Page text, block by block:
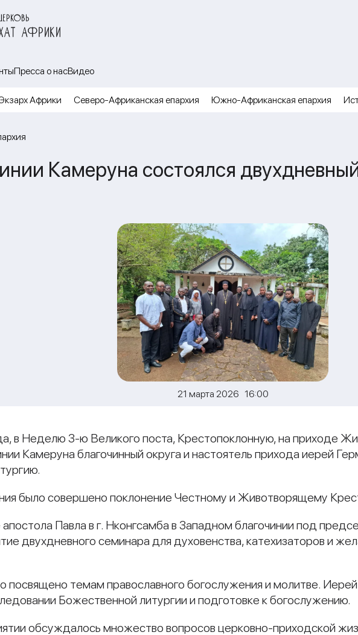
АФРИКИ
Пресса о насВидео
Африки Северо-Африканская епархия Южно-Африканская епархия
Камеруна состоялся
21 марта 2026 16:00
в Неделю 3-ю Великого поста, Крестопоклонную, на приходе
Камеруна благочинный округа и настоятель прихода иерей
было совершено поклонение Честному и Животворящему
Павла в г. Нконгсамба в Западном благочинии под
двухдневного семинара для духовенства, катехизаторов и
посвящено темам православного богослужения и молитве.
Божественной литургии и подготовке к богослужению.
обсуждалось множество вопросов церковно-приходской